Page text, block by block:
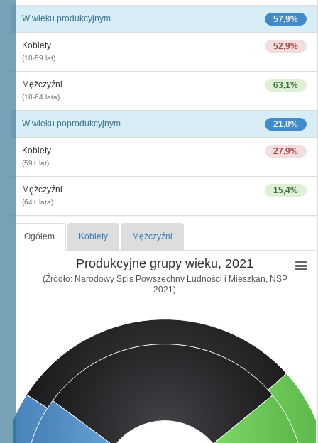
57,9%
W wieku produkcyjnym
52,9%
Kobiety
(18-59 lat)
63,1%
Mężczyźni
(18-64 lata)
21,8%
W wieku poprodukcyjnym
27,9%
Kobiety
(59+ lat)
15,4%
Mężczyźni
(64+ lata)
Ogółem Kobiety Mężczyźni
Produkcyjne grupy wieku, 2021
(Źródło: Narodowy Spis Powszechny Ludności i Mieszkań, NSP
2021)